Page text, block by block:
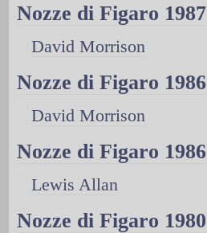
Nozze di Figaro 1987
David Morrison
Nozze di Figaro 1986
David Morrison
Nozze di Figaro 1986
Lewis Allan
Nozze di Figaro 1980